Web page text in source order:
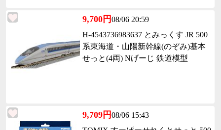
9,700円08/06 20:59
H-4543736983637 とみっくす JR 500
系東海道・山陽新幹線(のぞみ)基本
せっと(4両) Nげーじ 鉄道模型
9,709円08/06 15:43